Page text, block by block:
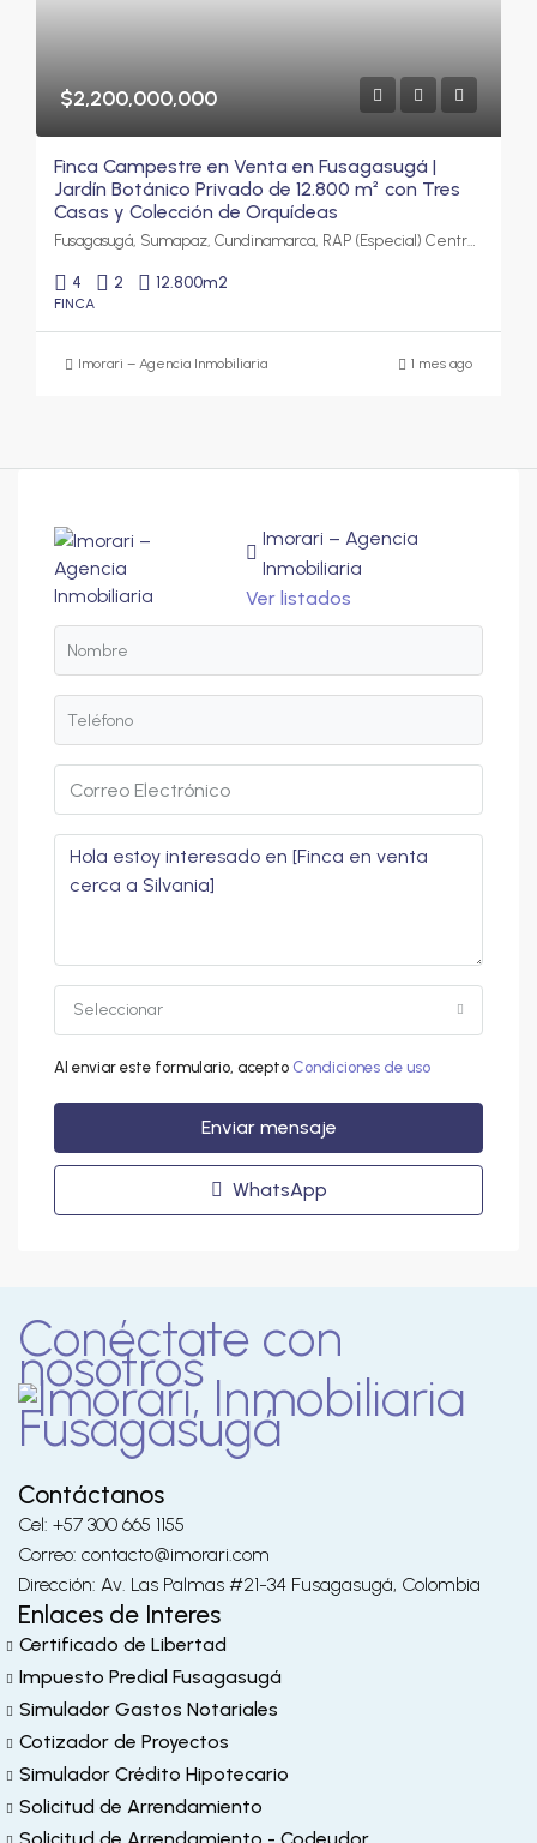
$2,200,000,000
Finca Campestre en Venta en Fusagasugá |
Jardín Botánico Privado de 12.800 m² con Tres
Casas y Colección de Orquídeas
Fusagasugá, Sumapaz, Cundinamarca, RAP (Especial) Central, Colombia
4 2 12.800m2
FINCA
Imorari – Agencia Inmobiliaria 1 mes ago
Imorari – Agencia
Inmobiliaria
Ver listados
Seleccionar
Al enviar este formulario, acepto Condiciones de uso
Enviar mensaje
WhatsApp
Conéctate con
nosotros
Contáctanos
Cel: +57 300 665 1155
Correo: contacto@imorari.com
Dirección: Av. Las Palmas #21-34 Fusagasugá, Colombia
Enlaces de Interes
Certificado de Libertad
Impuesto Predial Fusagasugá
Simulador Gastos Notariales
Cotizador de Proyectos
Simulador Crédito Hipotecario
Solicitud de Arrendamiento